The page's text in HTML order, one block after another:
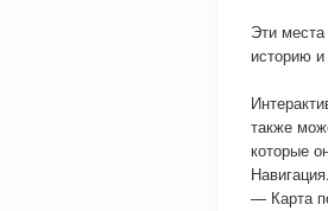
Эти
историю
также
которые
Навигация.
— Карта